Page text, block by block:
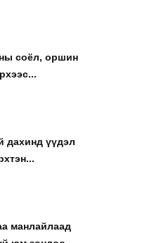
соёл, оршин
дахинд үүдэл
манлайлаад